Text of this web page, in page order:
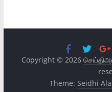
Copyright © 2026
Theme: Seidhi